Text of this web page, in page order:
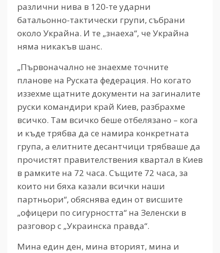
различни нива в 120-те ударни
батальонно-тактически групи, събрани
около Украйна. И те „знаеха“, че Украйна
няма никакъв шанс.
„Първоначално не знаехме точните
планове на Руската федерация. Но когато
иззехме щатните документи на загиналите
руски командири край Киев, разбрахме
всичко. Там всичко беше отбелязано – кога
и къде трябва да се намира конкретната
група, а елитните десантчици трябваше да
прочистят правителствения квартал в Киев
в рамките на 72 часа. Същите 72 часа, за
които ни бяха казали всички наши
партньори“, обяснява един от висшите
„офицери по сигурността“ на Зеленски в
разговор с „Украинска правда“.
Мина един ден, мина вторият, мина и